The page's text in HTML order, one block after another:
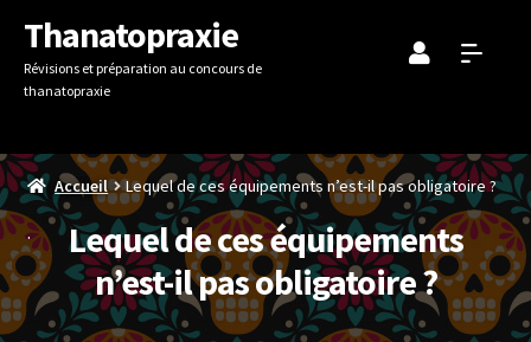
navigation
contenu
Thanatopraxie
Révisions et préparation au concours de
thanatopraxie
Accueil Lequel de ces équipements n’est-il pas obligatoire ?
Lequel de ces équipements
n’est-il pas obligatoire ?